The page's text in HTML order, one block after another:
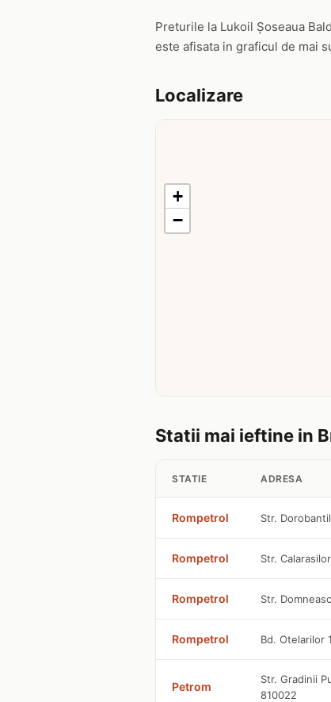
Preturile la Lukoil Șoseaua
este afisata in graficul de mai
Localizare
+
−
Statii mai ieftine in
STATIE ADRESA
Rompetrol Str.
Rompetrol Str.
Rompetrol Str.
Rompetrol Bd. Otelarilor
Petrom
Str. Gradinii
810022